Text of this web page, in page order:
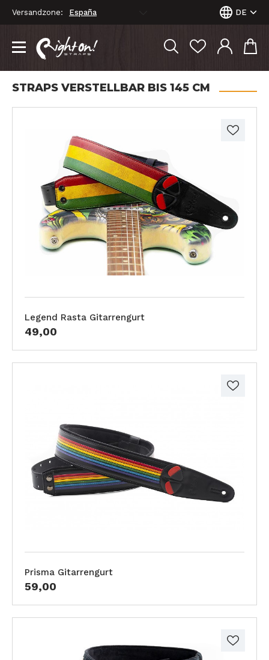
Versandzone: DE
STRAPS VERSTELLBAR BIS 145 CM
Legend Rasta Gitarrengurt
49,00
Prisma Gitarrengurt
59,00